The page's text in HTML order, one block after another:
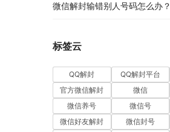
微信解封输错别人号码怎么办？
标签云
QQ解封 QQ解封平台
官方微信解封
微信
微信养号
微信号
微信好友解封
微信封号